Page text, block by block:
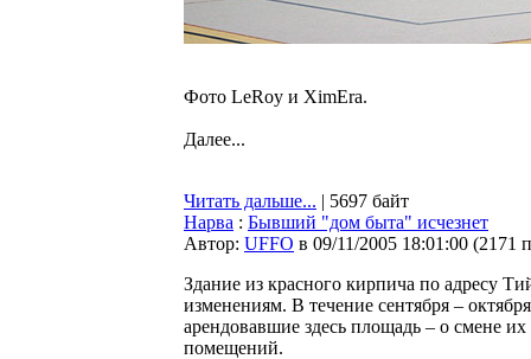
Фото LeRoy и XimEra.
Далее...
Читать дальше... | 5697 байт
Нарва : Бывший "дом быта" исчезнет
Автор: UFFO в 09/11/2005 18:01:00 (2171
Здание из красного кирпича по адресу
изменениям. В течение сентября –
арендовавшие здесь площадь – о смене
помещений.